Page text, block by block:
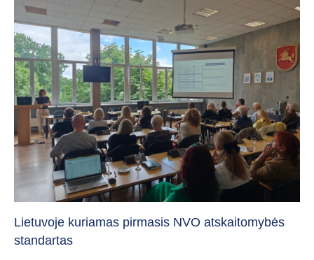
Lietuvoje kuriamas pirmasis NVO atskaitomybės
standartas